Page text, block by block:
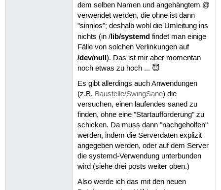
dem selben Namen und angehängtem @
verwendet werden, die ohne ist dann
"sinnlos"; deshalb wohl die Umleitung ins
nichts (in /lib/systemdfindet man einige
Fälle von solchen Verlinkungen auf
/dev/null). Das ist mir aber momentan
noch etwas zu hoch ... 😇
Es gibt allerdings auch Anwendungen
(z.B. Baustelle/SwingSane) die
versuchen, einen laufendes saned zu
finden, ohne eine "Startaufforderung" zu
schicken. Da muss dann "nachgeholfen"
werden, indem die Serverdaten explizit
angegeben werden, oder auf dem Server
die systemd-Verwendung unterbunden
wird (siehe drei posts weiter oben.)
Also werde ich das mit den neuen